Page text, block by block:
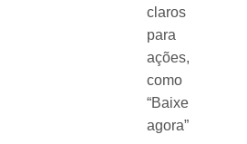
claros
para
ações,
como
“Baixe
agora”